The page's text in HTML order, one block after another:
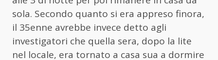
sola. Secondo quanto si era appreso finora,
il 35enne avrebbe invece detto agli
investigatori che quella sera, dopo la lite
nel locale, era tornato a casa sua a dormire